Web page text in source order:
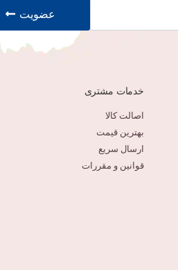
عضویت
خدمات مشتری
اصالت کالا
بهترین قیمت
ارسال سریع
قوانین و مقررات